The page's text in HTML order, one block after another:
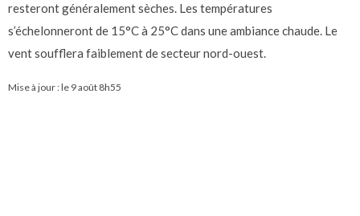
resteront généralement sèches. Les températures
s’échelonneront de 15°C à 25°C dans une ambiance chaude. Le
vent soufflera faiblement de secteur nord-ouest.
Mise à jour : le 9 août 8h55